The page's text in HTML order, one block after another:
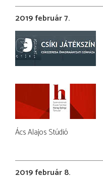
2019 február 7.
Ács Alajos Stúdió
2019 február 8.